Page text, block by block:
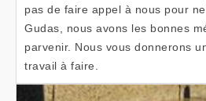
pas de faire appel à nous pour
Gudas, nous avons les bonnes
parvenir. Nous vous donnerons
travail à faire.